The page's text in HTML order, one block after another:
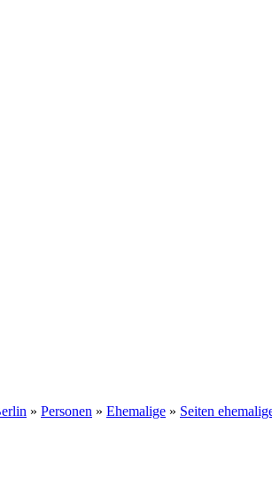
» Personen » Ehemalige » Seiten